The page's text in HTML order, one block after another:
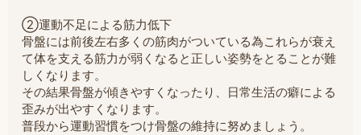
②運動不足による筋力低下
骨盤には前後左右多くの筋肉がついている為これらが衰え
て体を支える筋力が弱くなると正しい姿勢をとることが難
しくなります。
その結果骨盤が傾きやすくなったり、日常生活の癖による
歪みが出やすくなります。
普段から運動習慣をつけ骨盤の維持に努めましょう。